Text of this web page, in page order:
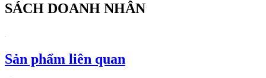
SÁCH DOANH NHÂN
Sản phẩm liên quan